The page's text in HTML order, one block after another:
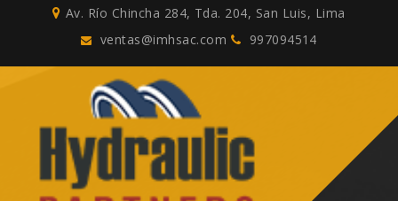
Av. Río Chincha 284, Tda. 204, San Luis, Lima
ventas@imhsac.com
997094514